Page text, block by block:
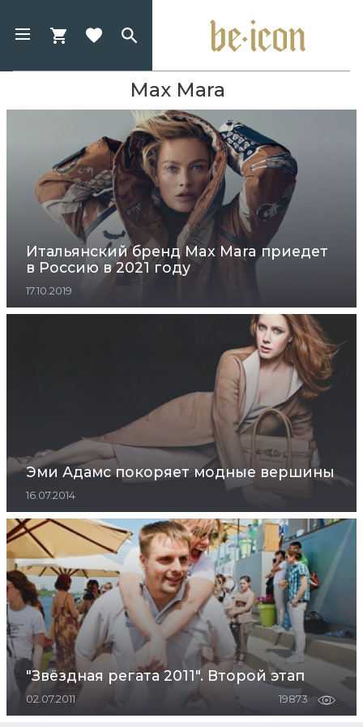
Max Mara
Итальянский бренд Max Mara приедет
в Россию в 2021 году
17.10.2019
Эми Адамс покоряет модные вершины
16.07.2014
"Звёздная регата 2011". Второй этап
02.07.2011 19873